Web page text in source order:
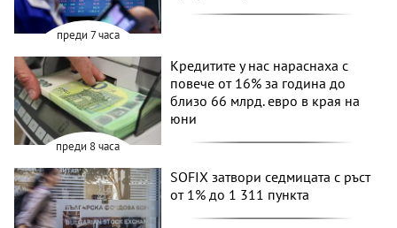
преди 7 часа
преди 8 часа
Кредитите у нас нараснаха с
повече от 16% за година до
близо 66 млрд. евро в края на
юни
SOFIX затвори седмицата с ръст
от 1% до 1 311 пункта